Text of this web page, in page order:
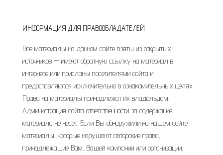
ИНФОРМАЦИЯ ДЛЯ ПРАВООБЛАДАТЕЛЕЙ
Все материалы на данном сайте взяты из открытых
источников — имеют обратную ссылку на материал в
интернете или присланы посетителями сайта и
предоставляются исключительно в ознакомительных целях.
Права на материалы принадлежат их владельцам.
Администрация сайта ответственности за содержание
материала не несет. Если Вы обнаружили на нашем сайте
материалы, которые нарушают авторские права,
принадлежащие Вам, Вашей компании или организации,